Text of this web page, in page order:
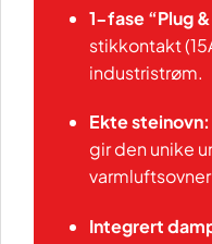
1-fase “Plug
stikkontakt
industristrøm.
Ekte steinovn:
gir den unike
Integrert